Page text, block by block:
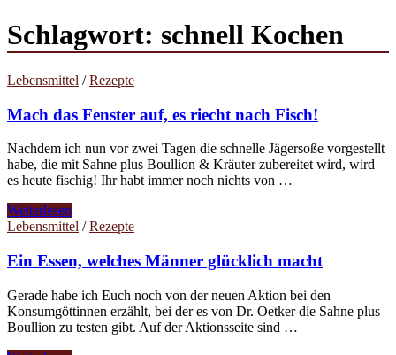
Schlagwort: schnell Kochen
Lebensmittel /Rezepte
Mach das Fenster auf, es riecht nach Fisch!
Nachdem ich nun vor zwei Tagen die schnelle Jägersoße vorgestellt
habe, die mit Sahne plus Boullion & Kräuter zubereitet wird, wird
es heute fischig! Ihr habt immer noch nichts von …
Mach
das
auf,
es
riecht
nach
Fisch!
Weiterlesen
Lebensmittel /Rezepte
Ein Essen, welches Männer glücklich macht
Gerade habe ich Euch noch von der neuen Aktion bei den
Konsumgöttinnen erzählt, bei der es von Dr. Oetker die Sahne plus
Boullion zu testen gibt. Auf der Aktionsseite sind …